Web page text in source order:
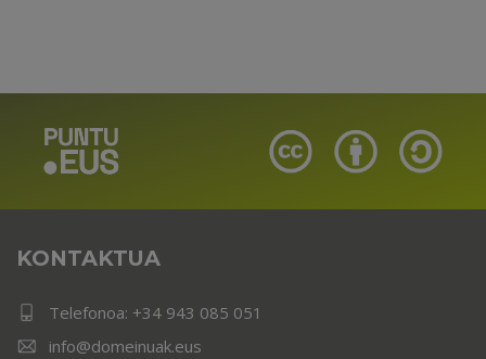
KONTAKTUA
Telefonoa: +34 943 085 051
info@domeinuak.eus